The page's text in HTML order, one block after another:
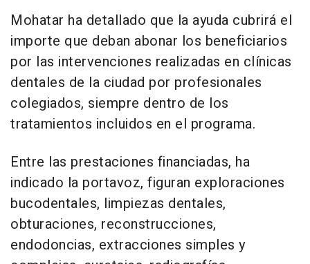
Mohatar ha detallado que la ayuda cubrirá el
importe que deban abonar los beneficiarios
por las intervenciones realizadas en clínicas
dentales de la ciudad por profesionales
colegiados, siempre dentro de los
tratamientos incluidos en el programa.
Entre las prestaciones financiadas, ha
indicado la portavoz, figuran exploraciones
bucodentales, limpiezas dentales,
obturaciones, reconstrucciones,
endodoncias, extracciones simples y